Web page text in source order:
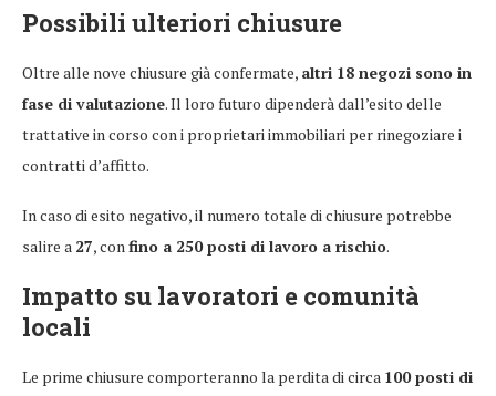
Possibili ulteriori chiusure
Oltre alle nove chiusure già confermate, altri 18 negozi sono in
fase di valutazione. Il loro futuro dipenderà dall’esito delle
trattative in corso con i proprietari immobiliari per rinegoziare i
contratti d’affitto.
In caso di esito negativo, il numero totale di chiusure potrebbe
salire a 27, confino a 250 posti di lavoro a rischio.
Impatto su lavoratori e comunità
locali
Le prime chiusure comporteranno la perdita di circa 100 posti di